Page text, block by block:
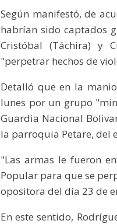
Según manifestó, de
habrían sido captados
Cristóbal (Táchira) y
"perpetrar hechos de
Detalló que en la
lunes por un grupo
Guardia Nacional
la parroquia Petare, del
"Las armas le fueron
Popular para que se
opositora del día 23 de
En este sentido,